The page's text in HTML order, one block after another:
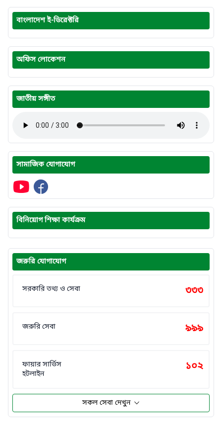
বাংলাদেশ ই-ডিরেক্টরি
অফিস লোকেশন
জাতীয় সঙ্গীত
সামাজিক যোগাযোগ
বিনিয়োগ শিক্ষা কার্যক্রম
জরুরি যোগাযোগ
সরকারি তথ্য ও সেবা ৩৩৩
জরুরি সেবা ৯৯৯
ফায়ার সার্ভিস
হটলাইন
১০২
সকল সেবা দেখুন